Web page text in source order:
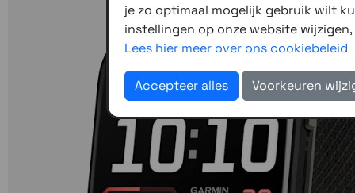
je zo optimaal mogelijk gebruik wilt
instellingen op onze website
Lees hier meer over ons cookiebeleid
Accepteer alles Voorkeuren